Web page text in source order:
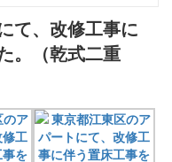
て、改修工事に
。（乾式二重